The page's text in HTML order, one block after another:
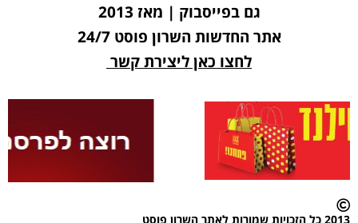
גם בפייסבוק | מאז 2013
אתר החדשות השרון פוסט 24/7
לחצו כאן ליצירת קשר
2013 כל הזכויות שמורות לאתר השרון פוסט